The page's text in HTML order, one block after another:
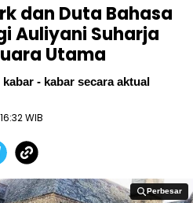
dan Duta Bahasa
Auliyani Suharja
Utama
- kabar secara aktual
WIB
Perbesar
Perbesar